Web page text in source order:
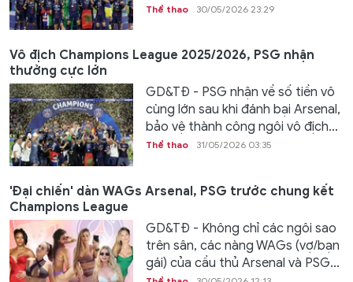
Thể thao 30/05/2026 23:29
Vô địch Champions League 2025/2026, PSG nhận
thưởng cực lớn
GD&TĐ - PSG nhận về số tiền vô
cùng lớn sau khi đánh bại Arsenal,
bảo vệ thành công ngôi vô địch...
Thể thao 31/05/2026 03:35
'Đại chiến' dàn WAGs Arsenal, PSG trước chung kết
Champions League
GD&TĐ - Không chỉ các ngôi sao
trên sân, các nàng WAGs (vợ/bạn
gái) của cầu thủ Arsenal và PSG...